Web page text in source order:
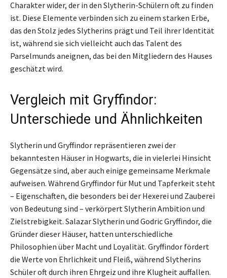
Charakter wider, der in den Slytherin-Schülern oft zu finden
ist. Diese Elemente verbinden sich zu einem starken Erbe,
das den Stolz jedes Slytherins prägt und Teil ihrer Identität
ist, während sie sich vielleicht auch das Talent des
Parselmunds aneignen, das bei den Mitgliedern des Hauses
geschätzt wird.
Vergleich mit Gryffindor:
Unterschiede und Ähnlichkeiten
Slytherin und Gryffindor repräsentieren zwei der
bekanntesten Häuser in Hogwarts, die in vielerlei Hinsicht
Gegensätze sind, aber auch einige gemeinsame Merkmale
aufweisen. Während Gryffindor für Mut und Tapferkeit steht
– Eigenschaften, die besonders bei der Hexerei und Zauberei
von Bedeutung sind – verkörpert Slytherin Ambition und
Zielstrebigkeit. Salazar Slytherin und Godric Gryffindor, die
Gründer dieser Häuser, hatten unterschiedliche
Philosophien über Macht und Loyalität. Gryffindor fördert
die Werte von Ehrlichkeit und Fleiß, während Slytherins
Schüler oft durch ihren Ehrgeiz und ihre Klugheit auffallen.